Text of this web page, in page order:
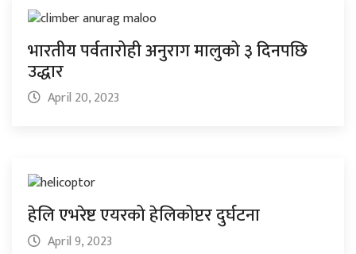
भारतीय पर्वतारोही अनुराग मालुको ३ दिनपछि
उद्धार
April 20, 2023
हेलि एभरेष्ट एयरको हेलिकोप्टर दुर्घटना
April 9, 2023